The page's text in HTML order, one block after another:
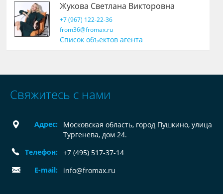
Жукова Светлана Викторовна
+7 (967) 122-22-36
from36@fromax.ru
Список объектов агента
Свяжитесь с нами
Адрес:
Московская область, город Пушкино, улица
Тургенева, дом 24.
Телефон:
+7 (495) 517-37-14
E-mail:
info@fromax.ru